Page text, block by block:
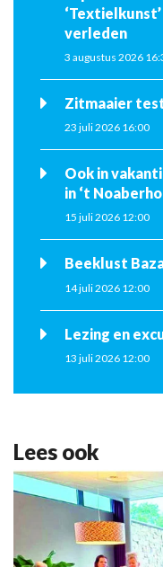
verleden
3 augustus 2026
23 juli 2026 16:00
Ook in
in ‘t
15 juli 2026 12:00
Beeklust
14 juli 2026 12:00
13 juli 2026 12:00
Lees ook